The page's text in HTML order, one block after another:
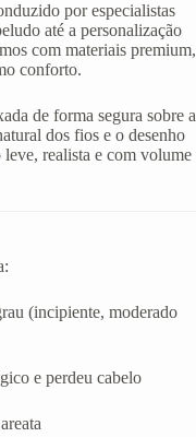
por especialistas
até a personalização
com materiais premium,
conforto.
de forma segura sobre a
dos fios e o desenho
realista e com volume
(incipiente, moderado
e perdeu cabelo